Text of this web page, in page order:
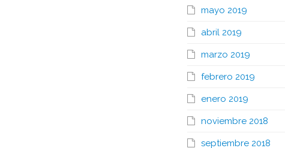
mayo 2019
abril 2019
marzo 2019
febrero 2019
enero 2019
noviembre 2018
septiembre 2018